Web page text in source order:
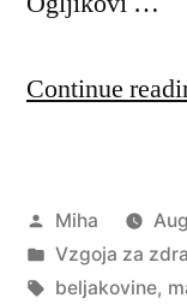
Continue
Posted
by
Miha
Posted
in
Vzgoja za
Tags:
beljakovine,